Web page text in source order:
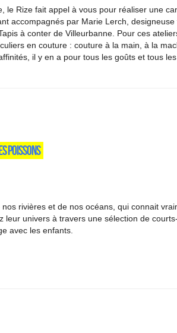
le Rize fait appel à vous pour réaliser une
accompagnés par Marie Lerch,
à conter de Villeurbanne. Pour ces
en couture : couture à la main, à la
il y en a pour tous les goûts et tous les
POISSONS
rivières et de nos océans, qui connait
leur univers à travers une sélection de
avec les enfants.